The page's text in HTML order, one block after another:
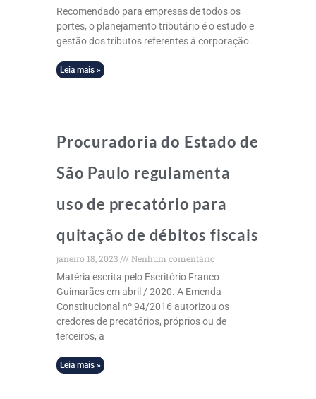
Recomendado para empresas de todos os
portes, o planejamento tributário é o estudo e
gestão dos tributos referentes à corporação.
Leia mais »
Procuradoria do Estado de
São Paulo regulamenta
uso de precatório para
quitação de débitos fiscais
janeiro 18, 2023
Nenhum comentário
Matéria escrita pelo Escritório Franco
Guimarães em abril / 2020. A Emenda
Constitucional nº 94/2016 autorizou os
credores de precatórios, próprios ou de
terceiros, a
Leia mais »